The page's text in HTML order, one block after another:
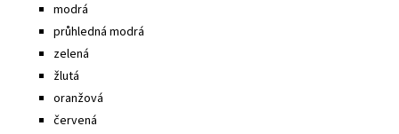
modrá
průhledná modrá
zelená
žlutá
oranžová
červená